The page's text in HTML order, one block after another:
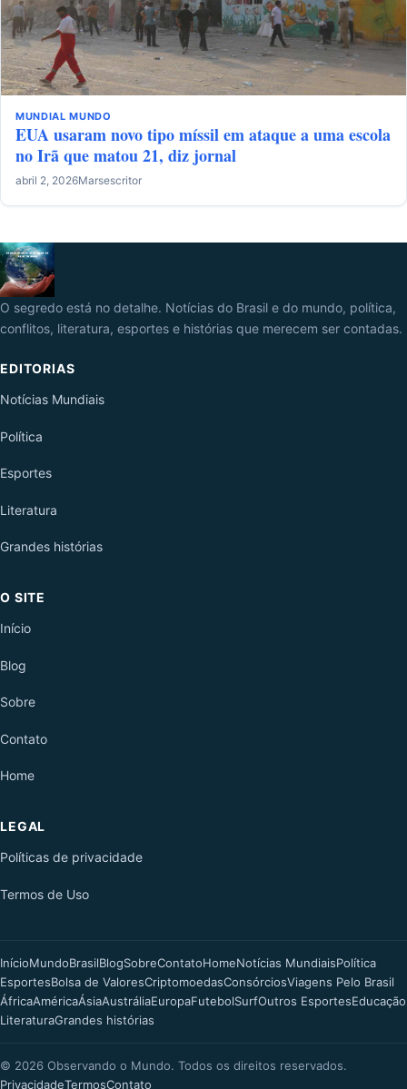
MUNDIAL MUNDO
EUA usaram novo tipo míssil em ataque a uma escola
no Irã que matou 21, diz jornal
abril 2, 2026Marsescritor
O segredo está no detalhe. Notícias do Brasil e do mundo, política,
conflitos, literatura, esportes e histórias que merecem ser contadas.
EDITORIAS
Notícias Mundiais
Política
Esportes
Literatura
Grandes histórias
O SITE
Início
Blog
Sobre
Contato
Home
LEGAL
Políticas de privacidade
Termos de Uso
InícioMundoBrasilBlogSobreContatoHomeNotícias MundiaisPolítica
EsportesBolsa de ValoresCriptomoedasConsórciosViagens Pelo Brasil
ÁfricaAméricaÁsiaAustráliaEuropaFutebolSurfOutros EsportesEducação
LiteraturaGrandes histórias
© 2026 Observando o Mundo. Todos os direitos reservados.
PrivacidadeTermosContato